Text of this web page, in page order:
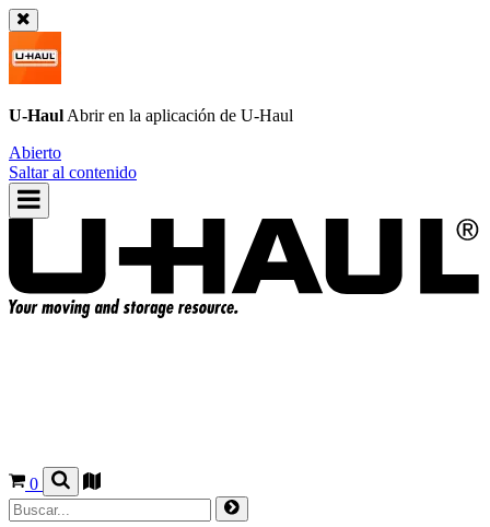
U-Haul Abrir en la aplicación de U-Haul
Abierto
Saltar al contenido
0